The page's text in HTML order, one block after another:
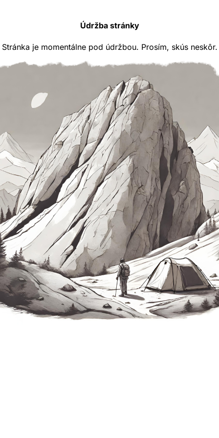
Údržba stránky
Stránka je momentálne pod údržbou. Prosím, skús neskôr.